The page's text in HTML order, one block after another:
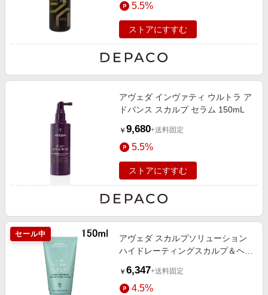
5.5%
ストアにすすむ
アヴェダ インヴァティ ウルトラ ア
ドバンス スカルプ セラム 150mL
￥ 9,680+送料固定
5.5%
ストアにすすむ
セール中
アヴェダ スカルプソリューション
ハイドレーティングスカルプ＆ヘア
￥ 6,347+送料固定
4.5%